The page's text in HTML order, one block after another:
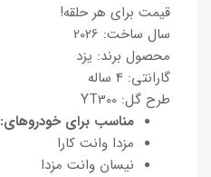
قیمت برای هر حلقه!
سال ساخت: 2026
محصول برند: یزد
گارانتی: 4 ساله
طرح گل: YT300
مناسب برای خودروهای:
مزدا وانت کارا
نیسان وانت مزدا